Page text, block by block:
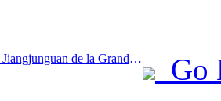
Prev:La section de Jiangjunguan de la Grande Muraille, située dans le district de Pinggu à Pékin, devrait ouvrir au public dès la fin de l'année 2026.
Go